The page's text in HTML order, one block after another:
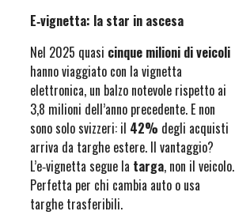
E‑vignetta: la star in ascesa
Nel 2025 quasi cinque milioni di veicoli
hanno viaggiato con la vignetta
elettronica, un balzo notevole rispetto ai
3,8 milioni dell’anno precedente. E non
sono solo svizzeri: il 42% degli acquisti
arriva da targhe estere. Il vantaggio?
L’e‑vignetta segue la targa, non il veicolo.
Perfetta per chi cambia auto o usa
targhe trasferibili.